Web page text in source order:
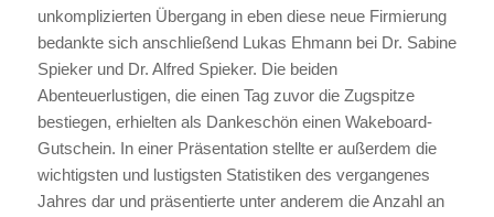
unkomplizierten Übergang in eben diese neue Firmierung
bedankte sich anschließend Lukas Ehmann bei Dr. Sabine
Spieker und Dr. Alfred Spieker. Die beiden
Abenteuerlustigen, die einen Tag zuvor die Zugspitze
bestiegen, erhielten als Dankeschön einen Wakeboard-
Gutschein. In einer Präsentation stellte er außerdem die
wichtigsten und lustigsten Statistiken des vergangenes
Jahres dar und präsentierte unter anderem die Anzahl an